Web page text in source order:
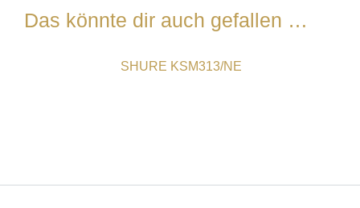
Das könnte dir auch gefallen …
SHURE KSM313/NE